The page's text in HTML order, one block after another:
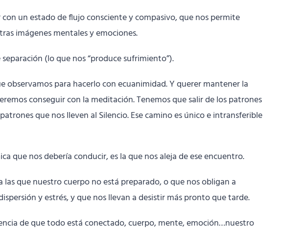
un estado de flujo consciente y compasivo, que nos permite
imágenes mentales y emociones.
(lo que nos “produce sufrimiento”).
para hacerlo con ecuanimidad. Y querer mantener la
conseguir con la meditación. Tenemos que salir de los patrones
que nos lleven al Silencio. Ese camino es único e intransferible
que nos debería conducir, es la que nos aleja de ese encuentro.
que nuestro cuerpo no está preparado, o que nos obligan a
y estrés, y que nos llevan a desistir más pronto que tarde.
de que todo está conectado, cuerpo, mente, emoción…nuestro